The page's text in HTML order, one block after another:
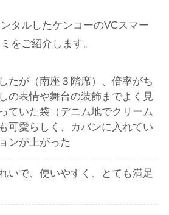
タルしたケンコーのVCスマー
をご紹介します。
たが（南座３階席）、倍率がち
の表情や舞台の装飾までよく見
ていた袋（デニム地でクリーム
可愛らしく、カバンに入れてい
ンが上がった
いで、使いやすく、とても満足